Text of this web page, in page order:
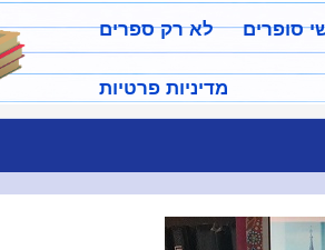
לא רק ספרים סופרים
מדיניות פרטיות